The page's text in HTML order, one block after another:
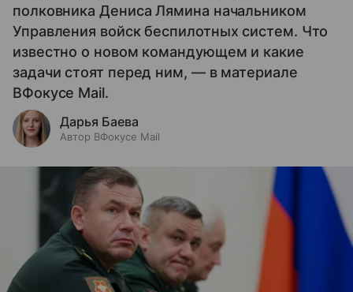
полковника Дениса Лямина начальником
Управления войск беспилотных систем. Что
известно о новом командующем и какие
задачи стоят перед ним, — в материале
ВФокусе Mail.
Дарья Баева
Автор ВФокусе Mail